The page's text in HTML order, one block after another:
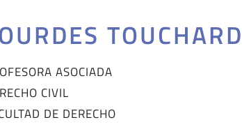
ASOCIADA
CIVIL
DE DERECHO